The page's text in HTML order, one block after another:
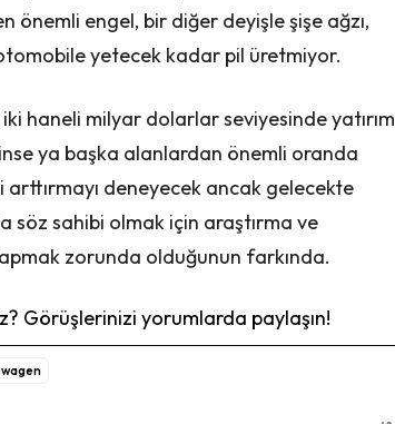
önemli engel, bir diğer deyişle şişe ağzı,
yetecek kadar pil üretmiyor.
haneli milyar dolarlar seviyesinde yatırım
ya başka alanlardan önemli oranda
deneyecek ancak gelecekte
sahibi olmak için araştırma ve
zorunda olduğunun farkında.
Görüşlerinizi yorumlarda paylaşın!